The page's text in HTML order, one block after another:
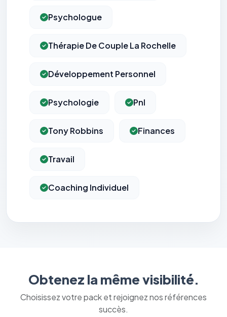
Psychologue
Thérapie De Couple La Rochelle
Développement Personnel
Psychologie Pnl
Tony Robbins Finances
Travail
Coaching Individuel
Obtenez la même visibilité.
Choisissez votre pack et rejoignez nos références
succès.